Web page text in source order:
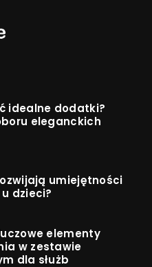
idealne dodatki?
eleganckich
umiejętności
dzieci?
elementy
w zestawie
dla służb